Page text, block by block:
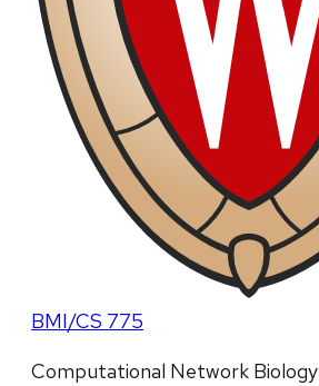
BMI/CS 775
Computational Network Biology